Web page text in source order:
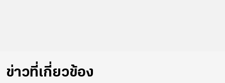
ข่าวที่เกี่ยวข้อง